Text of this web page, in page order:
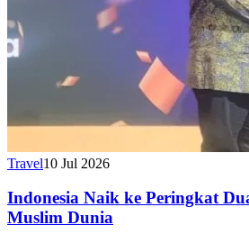
Travel10 Jul 2026
Indonesia Naik ke Peringkat
Muslim Dunia